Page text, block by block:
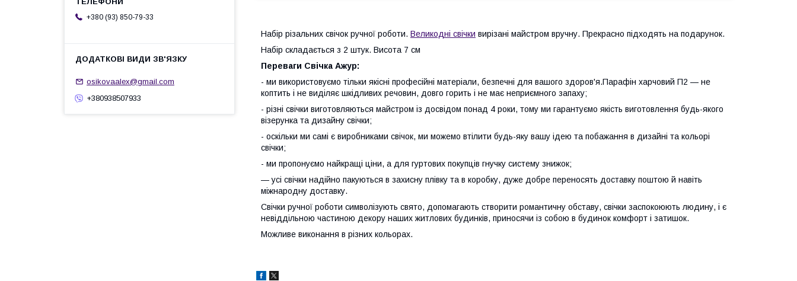
Набір різальних свічок ручної роботи. Великодні свічки вирізані майстром вручну. Прекрасно підходять на подарунок.
Набір складається з 2 штук. Висота 7 см
Переваги Свічка Ажур:
- ми використовуємо тільки якісні професійні матеріали, безпечні для вашого здоров'я.Парафін харчовий П2 — не
коптить і не виділяє шкідливих речовин, довго горить і не має неприємного запаху;
- різні свічки виготовляються майстром із досвідом понад 4 роки, тому ми гарантуємо якість виготовлення будь-якого
візерунка та дизайну свічки;
- оскільки ми самі є виробниками свічок, ми можемо втілити будь-яку вашу ідею та побажання в дизайні та кольорі
свічки;
- ми пропонуємо найкращі ціни, а для гуртових покупців гнучку систему знижок;
— усі свічки надійно пакуються в захисну плівку та в коробку, дуже добре переносять доставку поштою й навіть
міжнародну доставку.
Свічки ручної роботи символізують свято, допомагають створити романтичну обставу, свічки заспокоюють людину, і є
невіддільною частиною декору наших житлових будинків, приносячи із собою в будинок комфорт і затишок.
Можливе виконання в різних кольорах.
+380 (93) 850-79-33
osikovaalex@gmail.com
+380938507933